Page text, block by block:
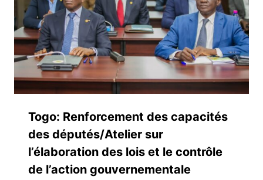
Togo: Renforcement des capacités
des députés/Atelier sur
l’élaboration des lois et le contrôle
de l’action gouvernementale